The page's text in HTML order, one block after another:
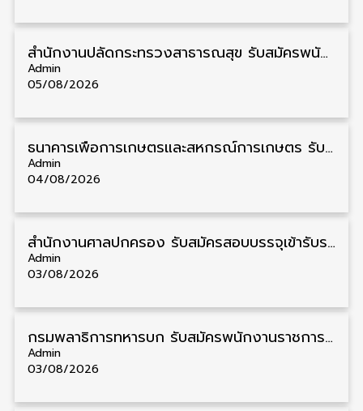
สำนักงานปลัดกระทรวงสาธารณสุข รับสมัครพนักงานราชการรูปแบบพิเศษ วุฒิ ปวส./ป.ตรี 102 อัตรา รับสมัคร 17 – 28 สิงหาคม
Admin
05/08/2026
ธนาคารเพื่อการเกษตรและสหกรณ์การเกษตร รับสมัครบุคคลเพื่อเป็นผู้ช่วยพนักงาน วุฒิ ป.ตรี 5 อัตรา รับสมัคร 4 – 14 สิงหาคม
Admin
04/08/2026
สํานักงานศาลปกครอง รับสมัครสอบบรรจุเข้ารับราชการ วุฒิ ป.ตรี 72 อัตรา รับสมัคร 31 สิงหาคม – 18 กันยายน
Admin
03/08/2026
กรมพลาธิการทหารบก รับสมัครพนักงานราชการ วุฒิ ม.3/ม.6/ปวช. 66 อัตรา รับสมัคร 10 – 17 สิงหาคม
Admin
03/08/2026